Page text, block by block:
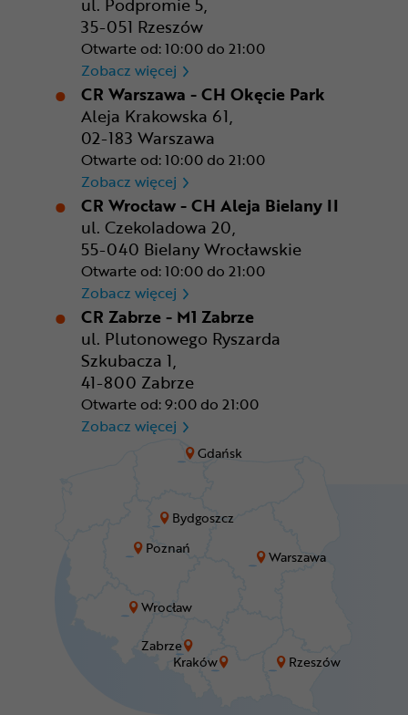
Bydgoszcz
Gdańsk
Kraków
Poznań
Rzeszów
Warszawa
Wrocław
Zabrze
35-051 Rzeszów
Otwarte od: 10:00 do 21:00
Zobacz więcej CR Rzeszów
CR Warszawa - CH Okęcie Park
Aleja Krakowska 61,
02-183 Warszawa
Otwarte od: 10:00 do 21:00
Zobacz więcej CR Warszawa - CH Okęcie
CR Wrocław - CH Aleja Bielany II
ul. Czekoladowa 20,
55-040 Bielany Wrocławskie
Otwarte od: 10:00 do 21:00
Zobacz więcej CR Wrocław - CH Aleja
CR Zabrze - M1 Zabrze
ul. Plutonowego Ryszarda
Szkubacza 1,
41-800 Zabrze
Otwarte od: 9:00 do 21:00
Zobacz więcej CR Zabrze - M1 Zabrze